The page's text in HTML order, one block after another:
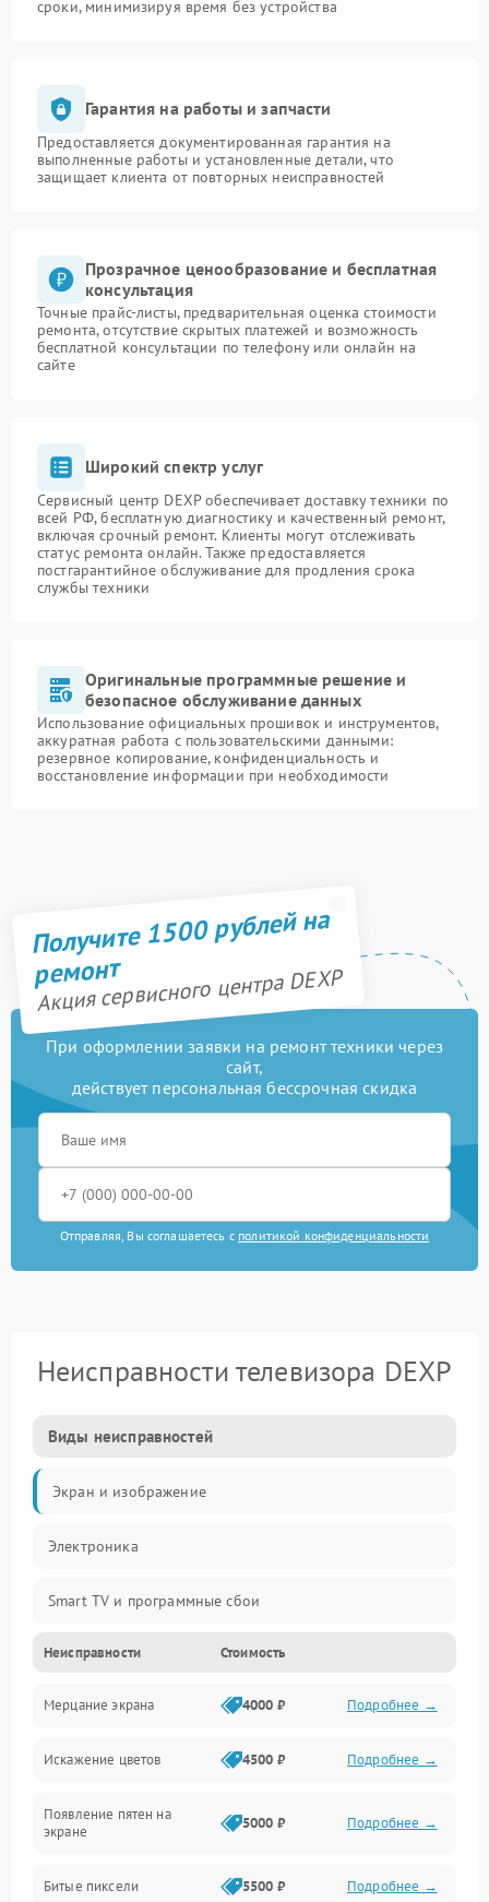
сроки, минимизируя время без устройства
Гарантия на работы и запчасти
Предоставляется документированная гарантия на
выполненные работы и установленные детали, что
защищает клиента от повторных неисправностей
Прозрачное ценообразование и бесплатная
консультация
Точные прайс-листы, предварительная оценка стоимости
ремонта, отсутствие скрытых платежей и возможность
бесплатной консультации по телефону или онлайн на
сайте
Широкий спектр услуг
Сервисный центр DEXP обеспечивает доставку техники по
всей РФ, бесплатную диагностику и качественный ремонт,
включая срочный ремонт. Клиенты могут отслеживать
статус ремонта онлайн. Также предоставляется
постгарантийное обслуживание для продления срока
службы техники
Оригинальные программные решение и
безопасное обслуживание данных
Использование официальных прошивок и инструментов,
аккуратная работа с пользовательскими данными:
резервное копирование, конфиденциальность и
восстановление информации при необходимости
Получите 1500 рублей на
ремонт
Акция сервисного центра DEXP
При оформлении заявки на ремонт техники через
сайт,
действует персональная бессрочная скидка
Отправляя, Вы соглашаетесь с политикой конфиденциальности
Неисправности телевизора DEXP
Виды неисправностей
Экран и изображение
Электроника
Smart TV и программные сбои
Питание и запуск
Подсветка и LED-модули
Звук и аудиосистема
Сигнал и приём каналов
Неисправности Стоимость
Мерцание экрана 4000 ₽ Подробнее →
Искажение цветов 4500 ₽ Подробнее →
Появление пятен на
экране
5000 ₽ Подробнее →
Битые пиксели 5500 ₽ Подробнее →